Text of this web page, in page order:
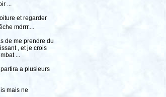
...
et regarder
mdrrr....
de me prendre du
, et je crois
...
a plusieurs
mais ne